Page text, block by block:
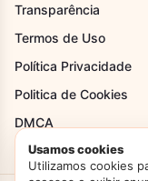
Transparência
Termos de Uso
Política Privacidade
Politica de Cookies
DMCA
Usamos cookies
Utilizamos cookies